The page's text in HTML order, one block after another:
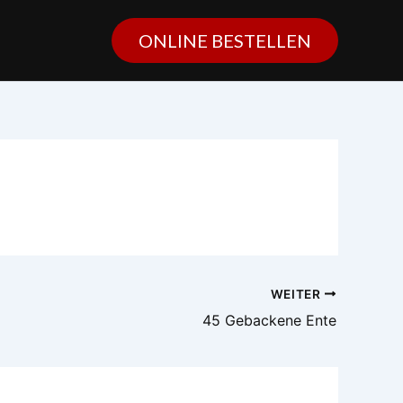
ONLINE BESTELLEN
WEITER
45 Gebackene Ente